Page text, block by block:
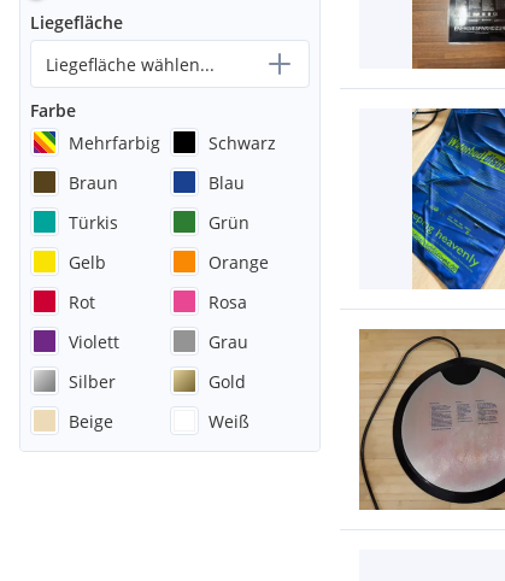
Liegefläche
Liegefläche wählen...
Farbe
Mehrfarbig
Schwarz
Braun
Blau
Türkis
Grün
Gelb
Orange
Rot
Rosa
Violett
Grau
Silber
Gold
Beige
Weiß